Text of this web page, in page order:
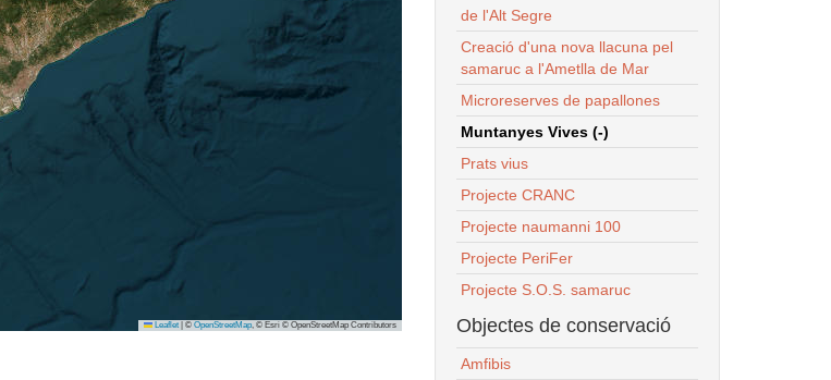
Leaflet © OpenStreetMap, © Esri © OpenStreetMap Contributors
de l'Alt Segre
Creació d'una nova llacuna pel
samaruc a l'Ametlla de Mar
Microreserves de papallones
Muntanyes Vives (-)
Prats vius
Projecte CRANC
Projecte naumanni 100
Projecte PeriFer
Projecte S.O.S. samaruc
Objectes de conservació
Amfibis